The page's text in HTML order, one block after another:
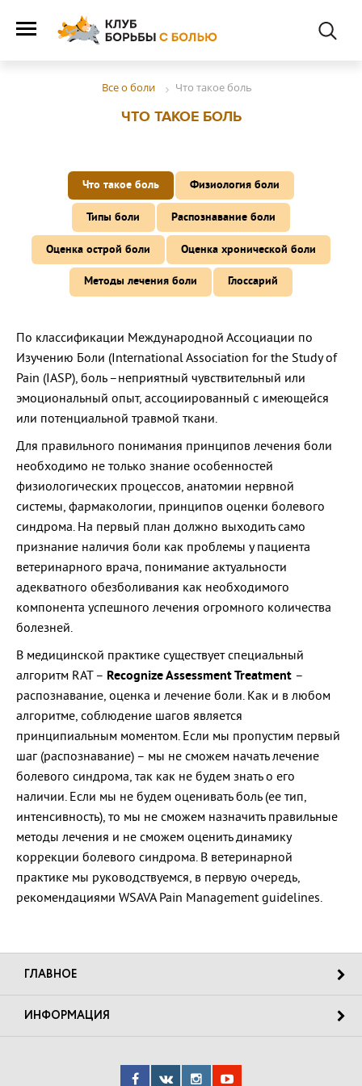
Все о боли Что такое боль
ЧТО ТАКОЕ БОЛЬ
Что такое боль Физиология боли
Типы боли Распознавание боли
Оценка острой боли Оценка хронической боли
Методы лечения боли Глоссарий
По классификации Международной Ассоциации по
Изучению Боли (International Association for the Study of
Pain (IASP), боль –неприятный чувствительный или
эмоциональный опыт, ассоциированный с имеющейся
или потенциальной травмой ткани.
Для правильного понимания принципов лечения боли
необходимо не только знание особенностей
физиологических процессов, анатомии нервной
системы, фармакологии, принципов оценки болевого
синдрома. На первый план должно выходить само
признание наличия боли как проблемы у пациента
ветеринарного врача, понимание актуальности
адекватного обезболивания как необходимого
компонента успешного лечения огромного количества
болезней.
В медицинской практике существует специальный
алгоритм RAT – Recognize Assessment Treatment –
распознавание, оценка и лечение боли. Как и в любом
алгоритме, соблюдение шагов является
принципиальным моментом. Если мы пропустим первый
шаг (распознавание) – мы не сможем начать лечение
болевого синдрома, так как не будем знать о его
наличии. Если мы не будем оценивать боль (ее тип,
интенсивность), то мы не сможем назначить правильные
методы лечения и не сможем оценить динамику
коррекции болевого синдрома. В ветеринарной
практике мы руководствуемся, в первую очередь,
рекомендациями WSAVA Pain Management guidelines.
ГЛАВНОЕ
ИНФОРМАЦИЯ